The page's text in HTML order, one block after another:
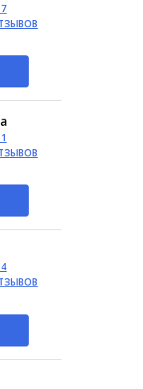
«Тон Дао»